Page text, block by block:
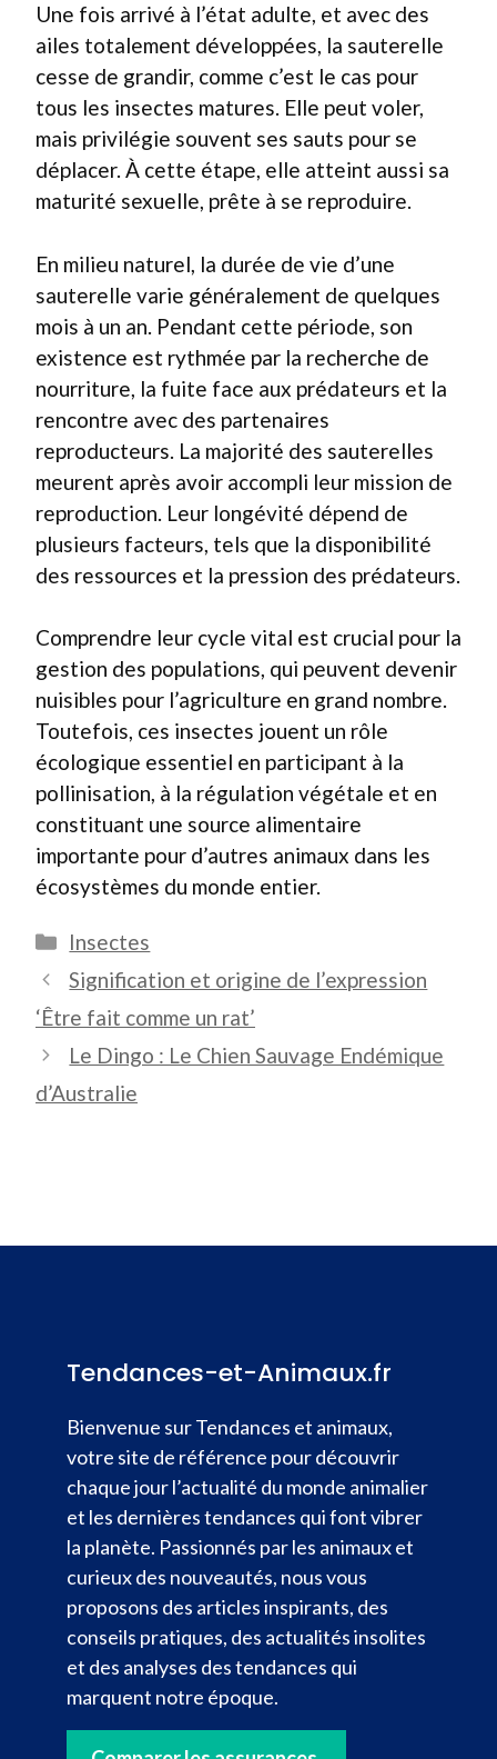
Une fois arrivé à l’état adulte, et avec des
ailes totalement développées, la sauterelle
cesse de grandir, comme c’est le cas pour
tous les insectes matures. Elle peut voler,
mais privilégie souvent ses sauts pour se
déplacer. À cette étape, elle atteint aussi sa
maturité sexuelle, prête à se reproduire.
En milieu naturel, la durée de vie d’une
sauterelle varie généralement de quelques
mois à un an. Pendant cette période, son
existence est rythmée par la recherche de
nourriture, la fuite face aux prédateurs et la
rencontre avec des partenaires
reproducteurs. La majorité des sauterelles
meurent après avoir accompli leur mission de
reproduction. Leur longévité dépend de
plusieurs facteurs, tels que la disponibilité
des ressources et la pression des prédateurs.
Comprendre leur cycle vital est crucial pour la
gestion des populations, qui peuvent devenir
nuisibles pour l’agriculture en grand nombre.
Toutefois, ces insectes jouent un rôle
écologique essentiel en participant à la
pollinisation, à la régulation végétale et en
constituant une source alimentaire
importante pour d’autres animaux dans les
écosystèmes du monde entier.
Catégories
Insectes
Signification et origine de l’expression
‘Être fait comme un rat’
Le Dingo : Le Chien Sauvage Endémique
d’Australie
Tendances-et-Animaux.fr
Bienvenue sur Tendances et animaux,
votre site de référence pour découvrir
chaque jour l’actualité du monde animalier
et les dernières tendances qui font vibrer
la planète. Passionnés par les animaux et
curieux des nouveautés, nous vous
proposons des articles inspirants, des
conseils pratiques, des actualités insolites
et des analyses des tendances qui
marquent notre époque.